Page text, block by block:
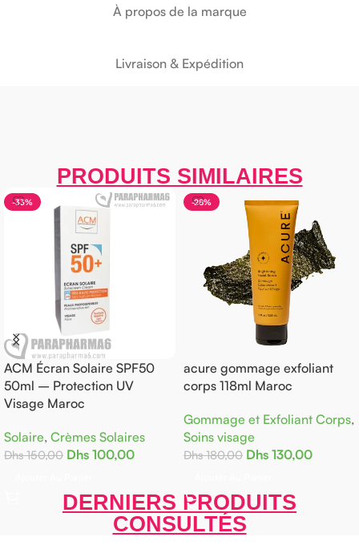
À propos de la marque
Livraison & Expédition
PRODUITS SIMILAIRES
-33%
ACM Écran Solaire SPF50
50ml – Protection UV
Visage Maroc
Solaire, Crèmes Solaires
Dhs150,00 Dhs 100,00
-28%
acure gommage exfoliant
corps 118ml Maroc
Gommage et Exfoliant Corps,
Soins visage
Dhs180,00 Dhs 130,00
DERNIERS PRODUITS
CONSULTÉS